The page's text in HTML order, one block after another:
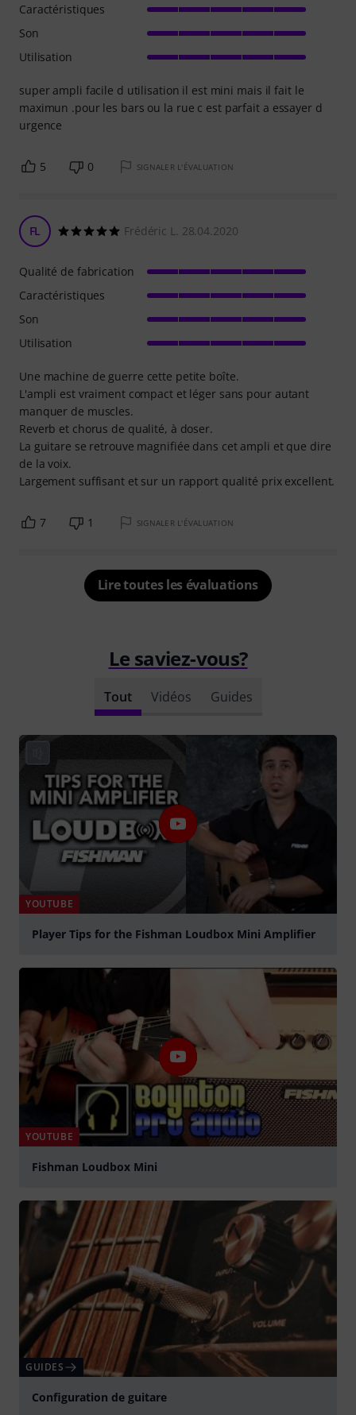
super ampli facile d utilisation il est mini mais il fait le
maximun .pour les bars ou la rue c est parfait a essayer d
urgence
Caractéristiques
Son
Utilisation
5 0 SIGNALER L'ÉVALUATION
FL Frédéric L. 28.04.2020
Une machine de guerre cette petite boîte.
L'ampli est vraiment compact et léger sans pour autant
manquer de muscles.
Reverb et chorus de qualité, à doser.
La guitare se retrouve magnifiée dans cet ampli et que dire
de la voix.
Largement suffisant et sur un rapport qualité prix excellent.
Qualité de fabrication
Caractéristiques
Son
Utilisation
7 1 SIGNALER L'ÉVALUATION
Lire toutes les évaluations
Le saviez-vous?
Tout Vidéos Guides
YOUTUBE
Player Tips for the Fishman Loudbox Mini Amplifier
YOUTUBE
Fishman Loudbox Mini
GUIDES
Configuration de guitare